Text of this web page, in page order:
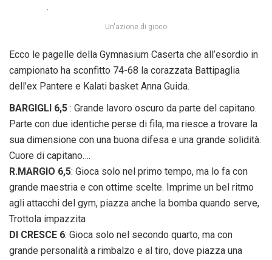
Un'azione di gioco
Ecco le pagelle della Gymnasium Caserta che all’esordio in
campionato ha sconfitto 74-68 la corazzata Battipaglia
dell’ex Pantere e Kalati basket Anna Guida.
BARGIGLI 6,5 : Grande lavoro oscuro da parte del capitano.
Parte con due identiche perse di fila, ma riesce a trovare la
sua dimensione con una buona difesa e una grande solidità.
Cuore di capitano….
R.MARGIO 6,5: Gioca solo nel primo tempo, ma lo fa con
grande maestria e con ottime scelte. Imprime un bel ritmo
agli attacchi del gym, piazza anche la bomba quando serve,
Trottola impazzita
DI CRESCE 6: Gioca solo nel secondo quarto, ma con
grande personalità a rimbalzo e al tiro, dove piazza una